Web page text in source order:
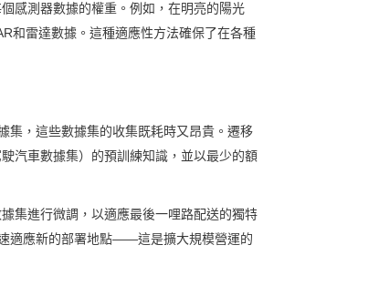
感測器數據的權重。例如，在明亮的陽光
和雷達數據。這種適應性方法確保了在各種
集，這些數據集的收集既耗時又昂貴。遷移
汽車數據集）的預訓練知識，並以最少的額
集進行微調，以適應最後一哩路配送的獨特
適應新的部署地點——這是擴大規模營運的